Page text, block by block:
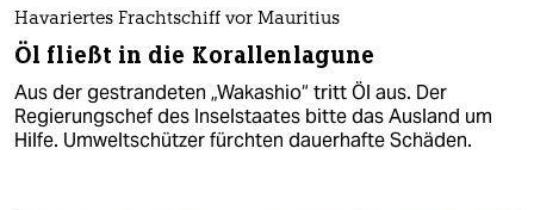
Havariertes Frachtschiff vor Mauritius
Öl fließt in die Korallenlagune
Aus der gestrandeten „Wakashio“ tritt Öl aus. Der
Regierungschef des Inselstaates bitte das Ausland um
Hilfe. Umweltschützer fürchten dauerhafte Schäden.